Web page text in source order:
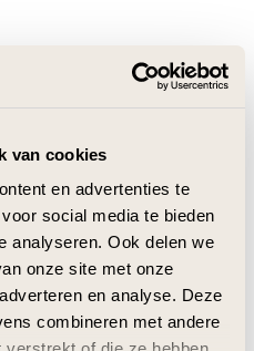
van cookies
en advertenties te
social media te bieden
analyseren. Ook delen we
onze site met onze
en analyse. Deze
combineren met andere